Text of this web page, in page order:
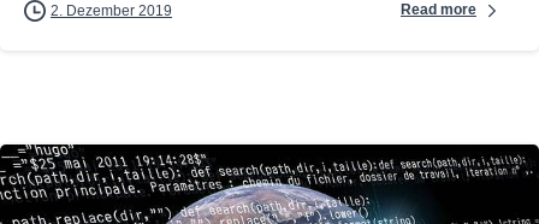
2. Dezember 2019 Read more